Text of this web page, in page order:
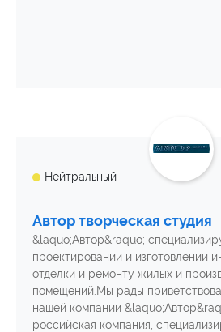
Нейтральный
Автор творческая студия
&laquo;Автор&raquo;
проектировании и изготовлении
отделки и ремонту жилых и
помещений.Мы рады
нашей компании
российская компания,